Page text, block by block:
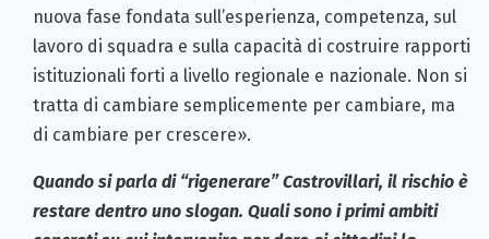
nuova fase fondata sull’esperienza, competenza, sul
lavoro di squadra e sulla capacità di costruire rapporti
istituzionali forti a livello regionale e nazionale. Non si
tratta di cambiare semplicemente per cambiare, ma
di cambiare per crescere».
Quando si parla di “rigenerare” Castrovillari, il rischio è
restare dentro uno slogan. Quali sono i primi ambiti